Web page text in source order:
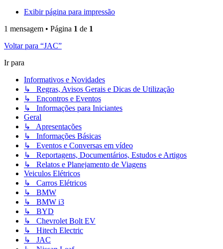
Exibir página para impressão
1 mensagem • Página 1 de 1
Voltar para “JAC”
Ir para
Informativos e Novidades
↳ Regras, Avisos Gerais e Dicas de Utilização
↳ Encontros e Eventos
↳ Informações para Iniciantes
Geral
↳ Apresentações
↳ Informações Básicas
↳ Eventos e Conversas em vídeo
↳ Reportagens, Documentários, Estudos e Artigos
↳ Relatos e Planejamento de Viagens
Veiculos Elétricos
↳ Carros Elétricos
↳ BMW
↳ BMW i3
↳ BYD
↳ Chevrolet Bolt EV
↳ Hitech Electric
↳ JAC